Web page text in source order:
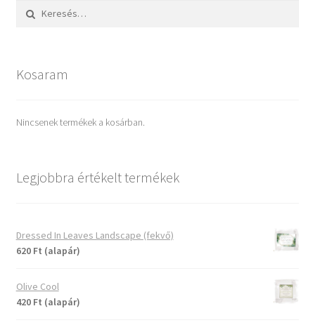
Keresés:
Kosaram
Nincsenek termékek a kosárban.
Legjobbra értékelt termékek
Dressed In Leaves Landscape (fekvő)
620 Ft (alapár)
Olive Cool
420 Ft (alapár)